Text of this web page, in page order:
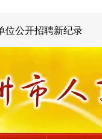
位公开招聘新纪录